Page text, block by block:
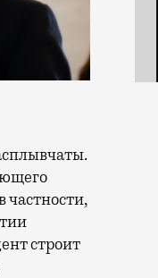
частности,
строит